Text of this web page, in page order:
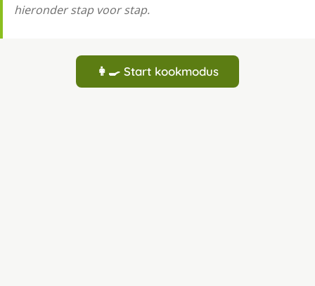
hieronder stap voor stap.
👩‍🍳 Start kookmodus